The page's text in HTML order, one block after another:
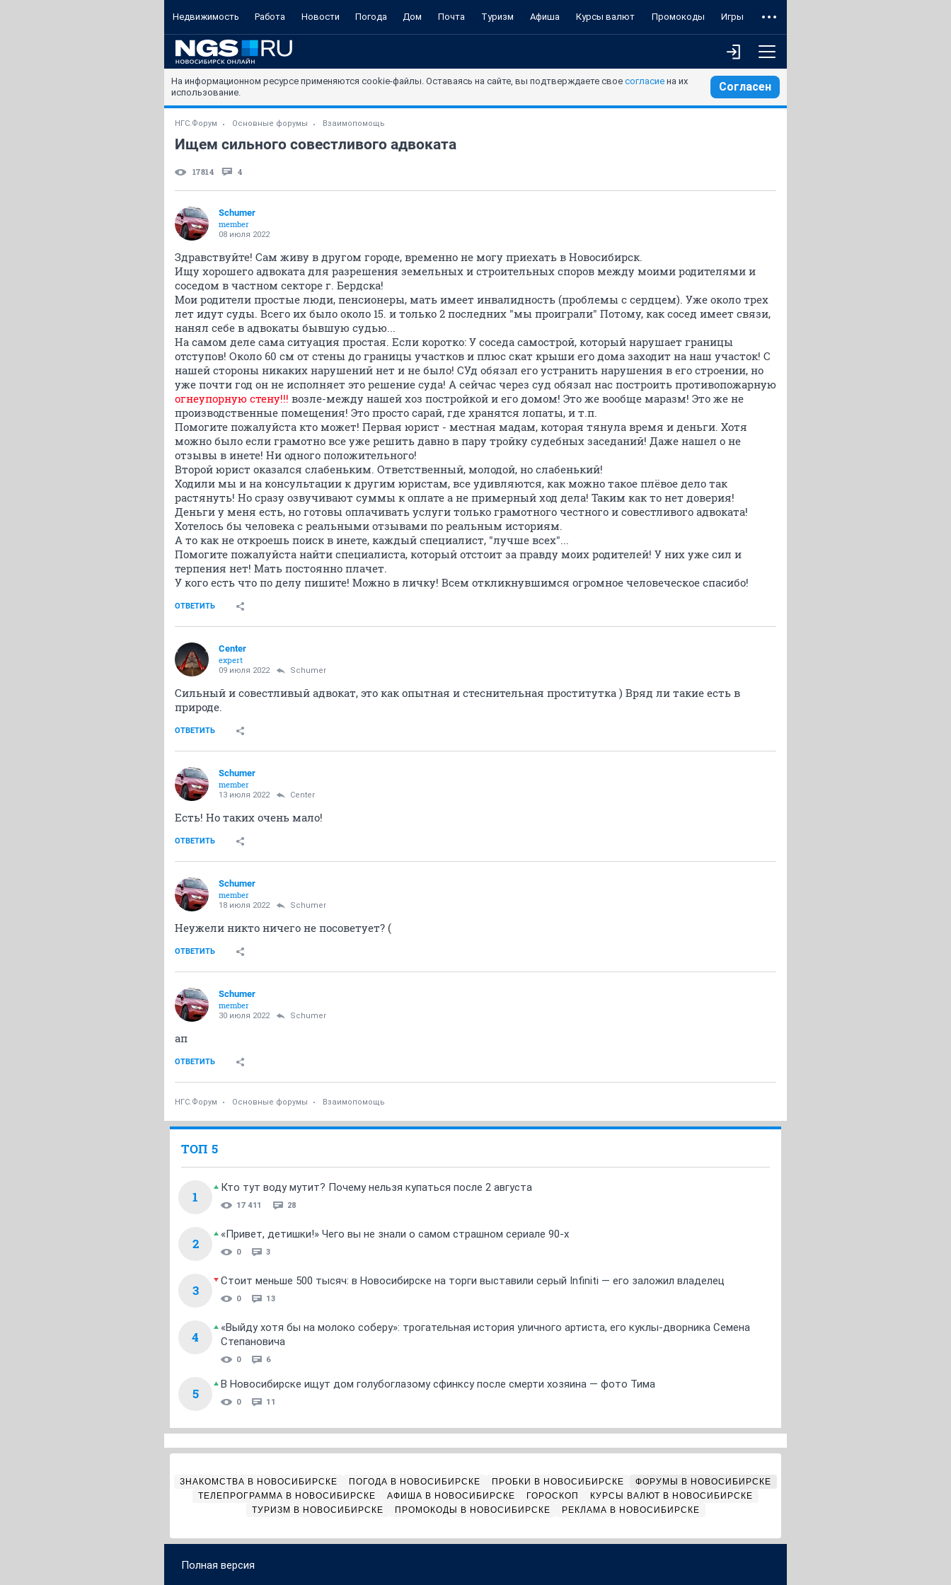
Недвижимость Работа Новости Погода Дом Почта Туризм Афиша Курсы валют Промокоды Игры
На информационном ресурсе применяются cookie-файлы. Оставаясь на сайте, вы подтверждаете свое согласие на их
использование.
Согласен
НГС.Форум Основные форумы Взаимопомощь
Ищем сильного совестливого адвоката
17814 4
Schumer
member
08 июля 2022
Здравствуйте! Сам живу в другом городе, временно не могу приехать в Новосибирск.
Ищу хорошего адвоката для разрешения земельных и строительных споров между моими родителями и
соседом в частном секторе г. Бердска!
Мои родители простые люди, пенсионеры, мать имеет инвалидность (проблемы с сердцем). Уже около трех
лет идут суды. Всего их было около 15. и только 2 последних "мы проиграли" Потому, как сосед имеет связи,
нанял себе в адвокаты бывшую судью...
На самом деле сама ситуация простая. Если коротко: У соседа самострой, который нарушает границы
отступов! Около 60 см от стены до границы участков и плюс скат крыши его дома заходит на наш участок! С
нашей стороны никаких нарушений нет и не было! СУд обязал его устранить нарушения в его строении, но
уже почти год он не исполняет это решение суда! А сейчас через суд обязал нас построить противопожарную
огнеупорную стену!!! возле-между нашей хоз постройкой и его домом! Это же вообще маразм! Это же не
производственные помещения! Это просто сарай, где хранятся лопаты, и т.п.
Помогите пожалуйста кто может! Первая юрист - местная мадам, которая тянула время и деньги. Хотя
можно было если грамотно все уже решить давно в пару тройку судебных заседаний! Даже нашел о не
отзывы в инете! Ни одного положительного!
Второй юрист оказался слабеньким. Ответственный, молодой, но слабенький!
Ходили мы и на консультации к другим юристам, все удивляются, как можно такое плёвое дело так
растянуть! Но сразу озвучивают суммы к оплате а не примерный ход дела! Таким как то нет доверия!
Деньги у меня есть, но готовы оплачивать услуги только грамотного честного и совестливого адвоката!
Хотелось бы человека с реальными отзывами по реальным историям.
А то как не откроешь поиск в инете, каждый специалист, "лучше всех"...
Помогите пожалуйста найти специалиста, который отстоит за правду моих родителей! У них уже сил и
терпения нет! Мать постоянно плачет.
У кого есть что по делу пишите! Можно в личку! Всем откликнувшимся огромное человеческое спасибо!
ОТВЕТИТЬ
Center
expert
09 июля 2022 Schumer
Сильный и совестливый адвокат, это как опытная и стеснительная проститутка ) Вряд ли такие есть в
природе.
ОТВЕТИТЬ
Schumer
member
13 июля 2022 Center
Есть! Но таких очень мало!
ОТВЕТИТЬ
Schumer
member
18 июля 2022 Schumer
Неужели никто ничего не посоветует? (
ОТВЕТИТЬ
Schumer
member
30 июля 2022 Schumer
ап
ОТВЕТИТЬ
НГС.Форум Основные форумы Взаимопомощь
ТОП 5
1
Кто тут воду мутит? Почему нельзя купаться после 2 августа
17 411 28
2
«Привет, детишки!» Чего вы не знали о самом страшном сериале 90-х
0 3
3
Стоит меньше 500 тысяч: в Новосибирске на торги выставили серый Infiniti — его заложил владелец
0 13
4
«Выйду хотя бы на молоко соберу»: трогательная история уличного артиста, его куклы-дворника Семена
Степановича
0 6
5
В Новосибирске ищут дом голубоглазому сфинксу после смерти хозяина — фото Тима
0 11
ЗНАКОМСТВА В НОВОСИБИРСКЕ ПОГОДА В НОВОСИБИРСКЕ ПРОБКИ В НОВОСИБИРСКЕ
ФОРУМЫ В НОВОСИБИРСКЕ
ТЕЛЕПРОГРАММА В НОВОСИБИРСКЕ
АФИША В НОВОСИБИРСКЕ ГОРОСКОП
КУРСЫ ВАЛЮТ В НОВОСИБИРСКЕ
ТУРИЗМ В НОВОСИБИРСКЕ
ПРОМОКОДЫ В НОВОСИБИРСКЕ РЕКЛАМА В НОВОСИБИРСКЕ
Полная версия